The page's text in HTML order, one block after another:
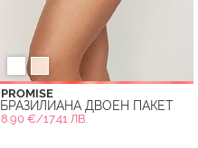
PROMISE
БРАЗИЛИАНА ДВОЕН ПАКЕТ
8.90 €/17.41 ЛВ.